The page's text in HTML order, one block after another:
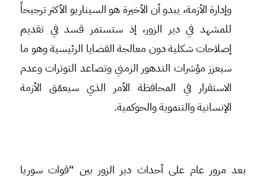
وإدارة الأزمة، يبدو أن الأخيرة هو السيناريو الأكثر ترجيحاً
للمشهد في دير الزور، إذ ستستمر قسد في تقديم
إصلاحات شكلية دون معالجة القضايا الرئيسية وهو ما
سيعزز مؤشرات التدهور الزمني وتصاعد التوترات وعدم
الاستقرار في المحافظة الأمر الذي سيعمّق الأزمة
الإنسانية والتنموية والحوكمية.
بعد مرور عام على أحداث دير الزور بين “قوات سوريا